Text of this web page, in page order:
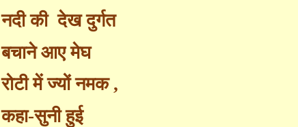
नदी की देख दुर्गत
बचाने आए मेघ
रोटी में ज्यों नमक ,
कहा-सुनी हुई